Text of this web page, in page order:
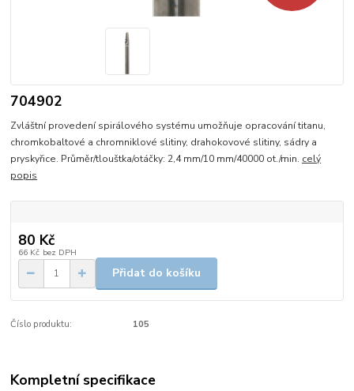
704902
Zvláštní provedení spirálového systému umožňuje opracování titanu,
chromkobaltové a chromniklové slitiny, drahokovové slitiny, sádry a
pryskyřice. Průměr/tlouštka/otáčky: 2,4 mm/10 mm/40000 ot./min. celý
popis
80 Kč
66 Kč bez DPH
Přidat do košíku
Číslo produktu: 105
Kompletní specifikace